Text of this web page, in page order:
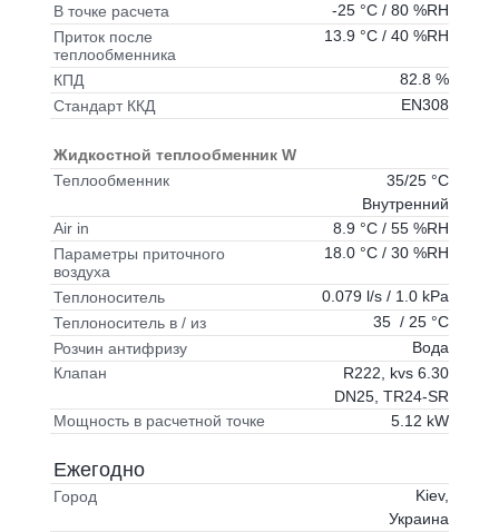
В точке расчета
-25 °C / 80 %RH
Приток после
теплообменника
13.9 °C / 40 %RH
КПД
82.8 %
Стандарт ККД
EN308
Жидкостной теплообменник W
Теплообменник
35/25 °C
Внутренний
Air in
8.9 °C / 55 %RH
Параметры приточного
воздуха
18.0 °C / 30 %RH
Теплоноситель
0.079 l/s / 1.0 kPa
Теплоноситель в / из
35 / 25 °C
Розчин антифризу
Вода
Клапан
R222, kvs 6.30
DN25, TR24-SR
Мощность в расчетной точке
5.12 kW
Ежегодно
Город
Kiev,
Украина